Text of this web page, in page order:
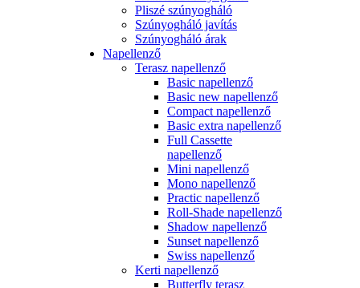
Pliszé szúnyogháló
Szúnyogháló javítás
Szúnyogháló árak
Napellenző
Terasz napellenző
Basic napellenző
Basic new napellenző
Compact napellenző
Basic extra napellenző
Full Cassette
napellenző
Mini napellenző
Mono napellenző
Practic napellenző
Roll-Shade napellenző
Shadow napellenző
Sunset napellenző
Swiss napellenző
Kerti napellenző
Butterfly terasz